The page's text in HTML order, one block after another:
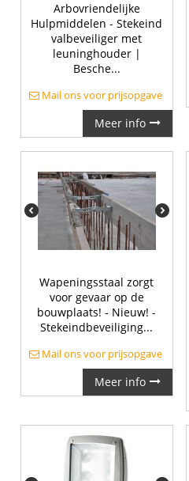
Arbovriendelijke
Hulpmiddelen - Stekeind
valbeveiliger met
leuninghouder |
Besche...
Mail ons voor prijsopgave
Meer info
Wapeningsstaal zorgt
voor gevaar op de
bouwplaats! - Nieuw! -
Stekeindbeveiliging...
Mail ons voor prijsopgave
Meer info